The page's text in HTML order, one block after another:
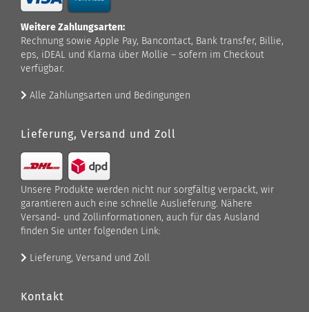
Weitere Zahlungsarten:
Rechnung sowie Apple Pay, Bancontact, Bank transfer, Billie,
eps, iDEAL und Klarna über Mollie – sofern im Checkout
verfügbar.
Alle Zahlungsarten und Bedingungen
Lieferung, Versand und Zoll
Unsere Produkte werden nicht nur sorgfältig verpackt, wir
garantieren auch eine schnelle Auslieferung. Nähere
Versand- und Zollinformationen, auch für das Ausland
finden Sie unter folgenden Link:
Lieferung, Versand und Zoll
Kontakt